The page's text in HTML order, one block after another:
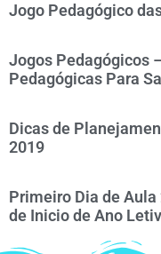
Jogo Pedagógico
Jogos Pedagógicos
Pedagógicas Para
Dicas de
2019
Primeiro Dia de
de Inicio de Ano